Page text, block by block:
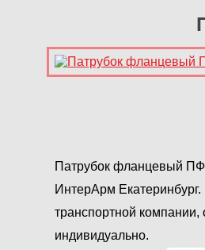
Патрубок фланцевый ПФ
ИнтерАрм
транспортной компании,
индивидуально.